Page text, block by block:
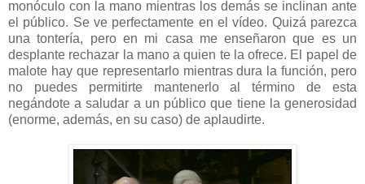
monóculo con la mano mientras los demás se inclinan ante
el público. Se ve perfectamente en el vídeo. Quizá parezca
una tontería, pero en mi casa me enseñaron que es un
desplante rechazar la mano a quien te la ofrece. El papel de
malote hay que representarlo mientras dura la función, pero
no puedes permitirte mantenerlo al término de esta
negándote a saludar a un público que tiene la generosidad
(enorme, además, en su caso) de aplaudirte.